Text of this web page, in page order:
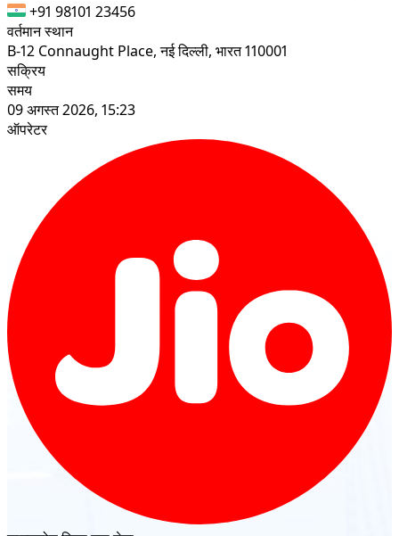
+91 98101 23456
वर्तमान स्थान
B-12 Connaught Place, नई दिल्ली, भारत 110001
सक्रिय
समय
09 अगस्त 2026, 15:23
ऑपरेटर